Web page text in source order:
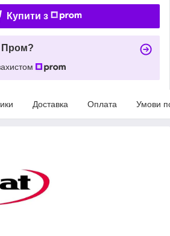
Купити з
Пром?
Доставка Оплата Умови